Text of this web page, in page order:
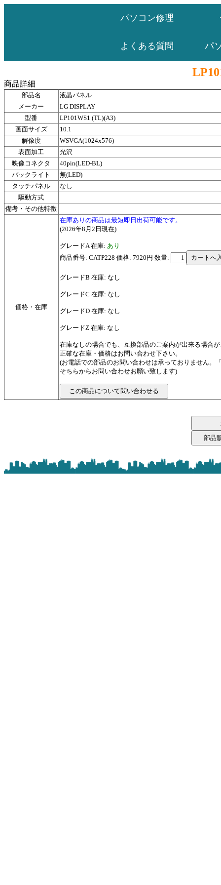
パソコン修理
よくある質問 パ
商品詳細
部品名
液晶パネル
メーカー
LG DISPLAY
型番
LP101WS1 (TL)(A3)
画面サイズ
10.1
解像度
WSVGA(1024x576)
表面加工
光沢
映像コネクタ
40pin(LED-BL)
バックライト
無(LED)
タッチパネル
なし
駆動方式
備考・その他特徴
価格・在庫
在庫ありの商品は最短即日出荷可能です。
(2026年8月2日現在)
グレードA 在庫: あり
商品番号: CATP228 価格: 7920円 数量:
グレードB 在庫: なし
グレードC 在庫: なし
グレードD 在庫: なし
グレードZ 在庫: なし
在庫なしの場合でも、互換部品のご案内が出来る場合
正確な在庫・価格はお問い合わせ下さい。
(お電話での部品のお問い合わせは承っておりません。
そちらからお問い合わせお願い致します)